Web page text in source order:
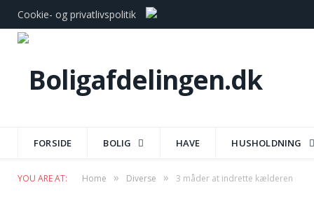
Cookie- og privatlivspolitik
FORSIDE BOLIG HAVE HUSHOLDNING
YOU ARE AT: Home » Diverse » 3 måder at indrette kælderen